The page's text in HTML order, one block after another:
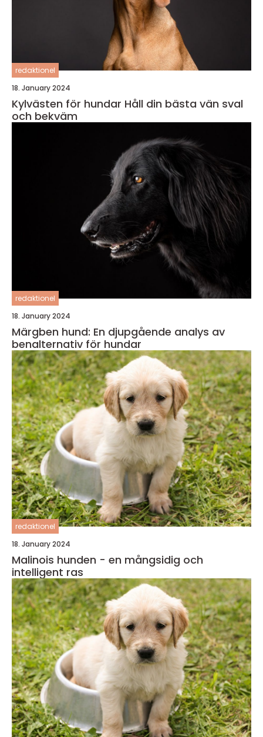
redaktionel
18. January 2024
Kylvästen för hundar Håll din bästa vän sval
och bekväm
redaktionel
18. January 2024
Märgben hund: En djupgående analys av
benalternativ för hundar
redaktionel
18. January 2024
Malinois hunden - en mångsidig och
intelligent ras